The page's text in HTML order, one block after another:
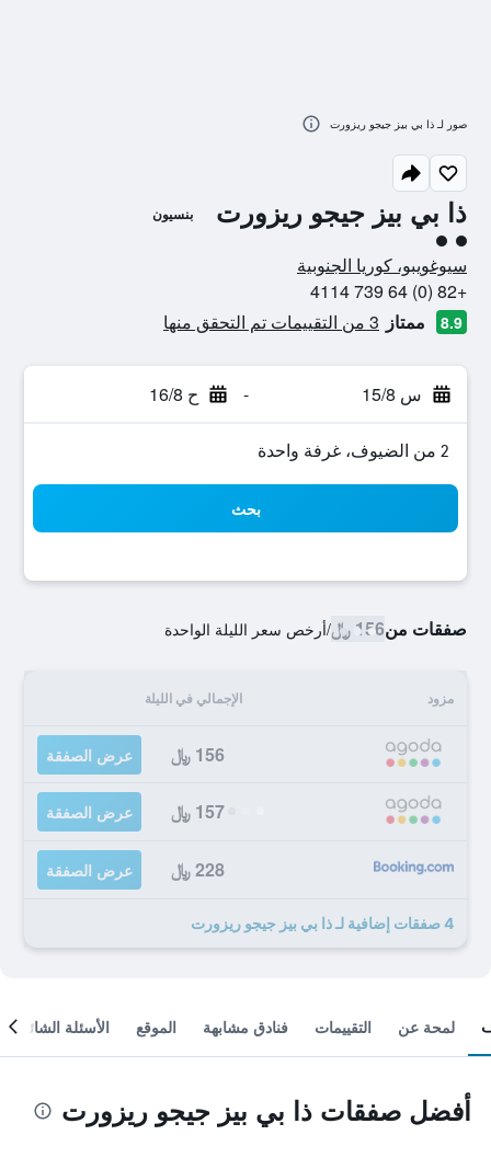
ذا بي بيز جيجو ريزورت بنسيون
تقييم فئة 2
سيوغويبو، كوريا الجنوبية
+82 (0) 64 739 4114
8.9 ممتاز 3 من التقييمات تم التحقق منها
س 15/8 - ح 16/8
2 من الضيوف، غرفة واحدة
بحث
صفقات من156 ﷼ /أرخص سعر الليلة الواحدة
مزود الإجمالي في الليلة
156 ﷼ عرض الصفقة
157 ﷼ عرض الصفقة
228 ﷼ عرض الصفقة
4 صفقات إضافية لـ ذا بي بيز جيجو ريزورت
صور لـ ذا بي بيز جيجو ريزورت
لمحة عن التقييمات فنادق مشابهة الموقع الأسئلة الشائعة
أفضل صفقات ذا بي بيز جيجو ريزورت